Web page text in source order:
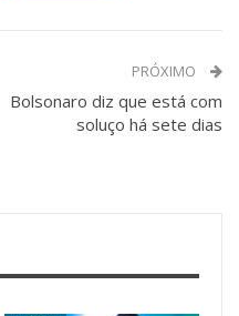
PRÓXIMO
Bolsonaro diz que está com
soluço há sete dias